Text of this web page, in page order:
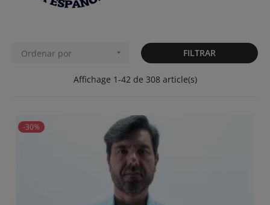
Ordenar por  FILTRAR
Affichage 1-42 de 308 article(s)
-30%